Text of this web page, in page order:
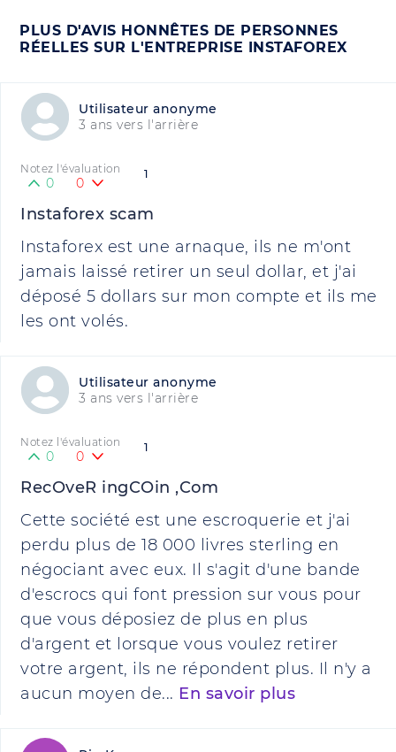
PLUS D'AVIS HONNÊTES DE PERSONNES
RÉELLES SUR L'ENTREPRISE INSTAFOREX
Utilisateur anonyme
3 ans vers l'arrière
1
Notez l'évaluation
0 0
Instaforex scam
Instaforex est une arnaque, ils ne m'ont
jamais laissé retirer un seul dollar, et j'ai
déposé 5 dollars sur mon compte et ils me
les ont volés.
Utilisateur anonyme
3 ans vers l'arrière
1
Notez l'évaluation
0 0
RecOveR ingCOin ,Com
Cette société est une escroquerie et j'ai
perdu plus de 18 000 livres sterling en
négociant avec eux. Il s'agit d'une bande
d'escrocs qui font pression sur vous pour
que vous déposiez de plus en plus
d'argent et lorsque vous voulez retirer
votre argent, ils ne répondent plus. Il n'y a
aucun moyen de... En savoir plus